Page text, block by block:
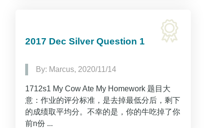
2017 Dec Silver Question 1
By: Marcus, 2020/11/14
1712s1 My Cow Ate My Homework 题目大
意：作业的评分标准，是去掉最低分后，剩下
的成绩取平均分。不幸的是，你的牛吃掉了你
前n份 ...